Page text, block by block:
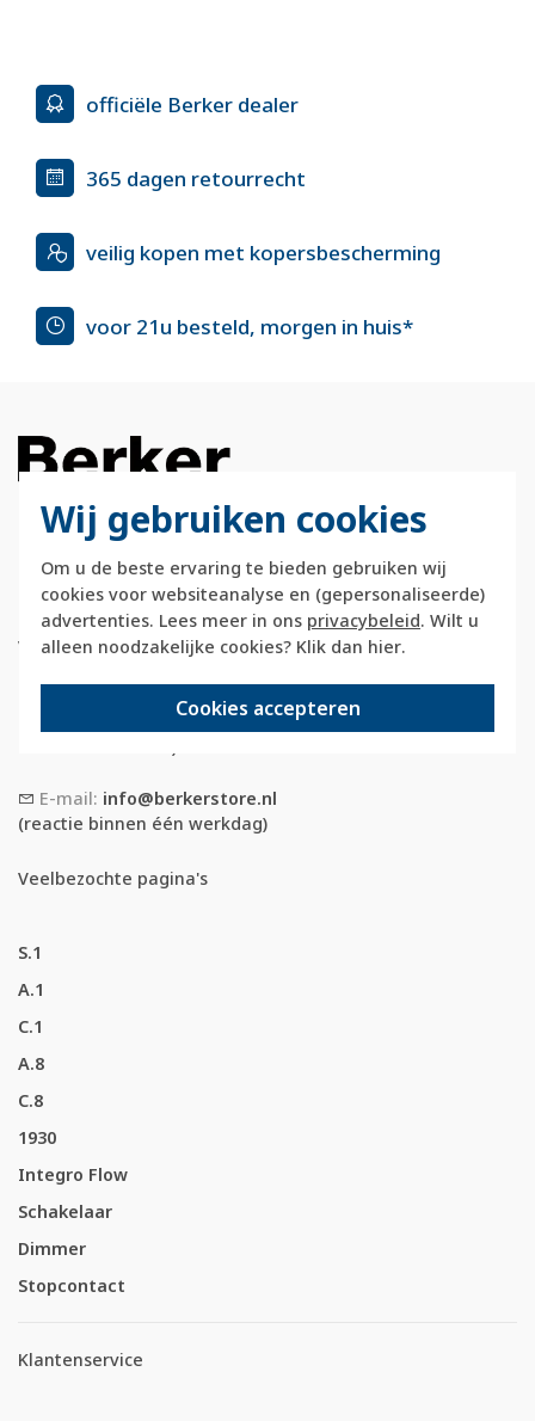
Wij gebruiken cookies
Om u de beste ervaring te bieden gebruiken wij
cookies voor websiteanalyse en (gepersonaliseerde)
advertenties. Lees meer in ons privacybeleid. Wilt u
alleen noodzakelijke cookies? Klik dan hier.
Cookies accepteren
officiële Berker dealer
365 dagen retourrecht
veilig kopen met kopersbescherming
voor 21u besteld, morgen in huis*
Berkerstore.nl is onderdeel van e-Stores
International B.V. en geen webwinkel of
onderdeel van Hager
Vertriebsgesellschaft GmbH & Co. KG.
088 28 29 333
(maandag t/m vrijdag, 09:00 tot 12:00 en
E-mail: info@berkerstore.nl
(reactie binnen één werkdag)
Veelbezochte pagina's
S.1
A.1
C.1
A.8
C.8
1930
Integro Flow
Schakelaar
Dimmer
Stopcontact
Klantenservice